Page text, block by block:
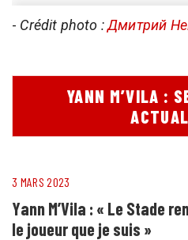
- Crédit photo :Дмитрий
YANN M’VILA :
3 MARS 2023
Yann M’Vila : « Le Stade
le joueur que je suis »